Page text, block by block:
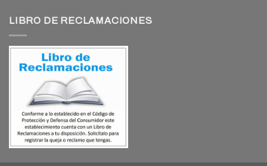
LIBRO DE RECLAMACIONES